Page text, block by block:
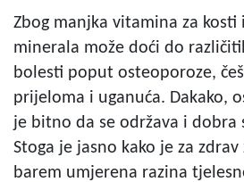
Zbog manjka vitamina za kosti
minerala može doći do
bolesti poput osteoporoze,
prijeloma i uganuća. Dakako,
je bitno da se održava i dobra
Stoga je jasno kako je za
barem umjerena razina